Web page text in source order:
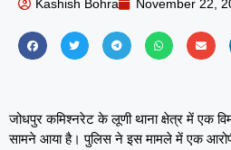
Kashish Bohra November 22,
जोधपुर कमिश्नरेट के लूणी थाना क्षेत्र में एक
सामने आया है। पुलिस ने इस मामले में एक